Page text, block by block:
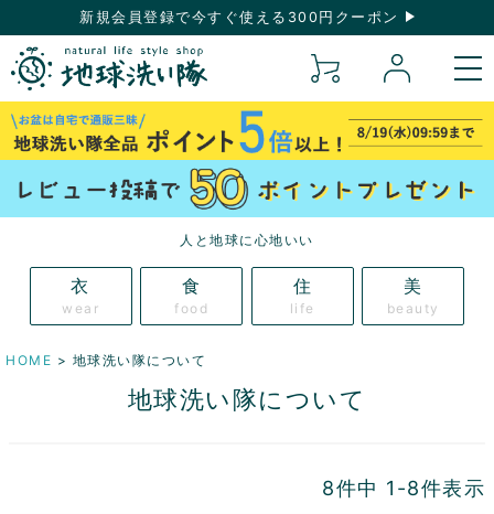
新規会員登録で今すぐ使える300円クーポン
人と地球に心地いい
衣
wear
食
food
住
life
美
beauty
HOME 地球洗い隊について
地球洗い隊について
8件中 1 -8件表示